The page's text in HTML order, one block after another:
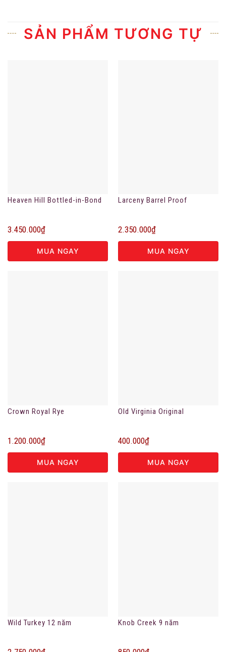
SẢN PHẨM TƯƠNG TỰ
Heaven Hill Bottled-in-Bond
3.450.000₫
MUA NGAY
Larceny Barrel Proof
2.350.000₫
MUA NGAY
Crown Royal Rye
1.200.000₫
MUA NGAY
Old Virginia Original
400.000₫
MUA NGAY
Wild Turkey 12 năm Knob Creek 9 năm